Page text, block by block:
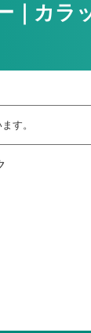
｜カラ
す。